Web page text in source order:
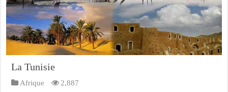
La Tunisie
Afrique 2,887